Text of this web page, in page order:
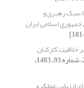
سبک رهبری و
اسلامی ایران
خلاقیت کارکنان
[دوره 24، شماره 93، 1403،